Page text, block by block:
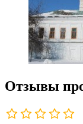
Отзывы